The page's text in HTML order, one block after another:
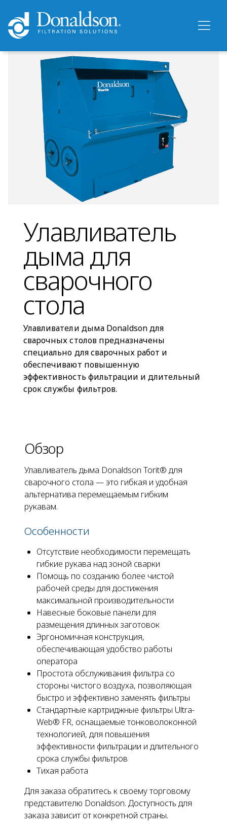
Улавливатель
дыма для
сварочного
стола
Улавливатели дыма Donaldson для
сварочных столов предназначены
специально для сварочных работ и
обеспечивают повышенную
эффективность фильтрации и длительный
срок службы фильтров.
Обзор
Улавливатель дыма Donaldson Torit® для
сварочного стола — это гибкая и удобная
альтернатива перемещаемым гибким
рукавам.
Особенности
Отсутствие необходимости перемещать
гибкие рукава над зоной сварки
Помощь по созданию более чистой
рабочей среды для достижения
максимальной производительности
Навесные боковые панели для
размещения длинных заготовок
Эргономичная конструкция,
обеспечивающая удобство работы
оператора
Простота обслуживания фильтра со
стороны чистого воздуха, позволяющая
быстро и эффективно заменять фильтры
Стандартные картриджные фильтры Ultra-
Web® FR, оснащаемые тонковолоконной
технологией, для повышения
эффективности фильтрации и длительного
срока службы фильтров
Тихая работа
Для заказа обратитесь к своему торговому
представителю Donaldson. Доступность для
заказа зависит от конкретной страны.